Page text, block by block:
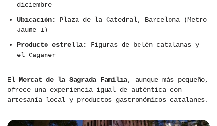
diciembre
Ubicación:
Plaza de la Catedral, Barcelona (Metro
Jaume I)
Producto estrella:
Figuras de belén catalanas y
el Caganer
El Mercat de la Sagrada Família, aunque más pequeño,
ofrece una experiencia igual de auténtica con
artesanía local y productos gastronómicos catalanes.